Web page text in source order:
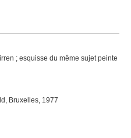
; esquisse du même sujet peinte
Bruxelles, 1977